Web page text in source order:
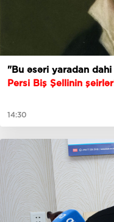
"Bu əsəri yaradan dahi
Persi Biş Şellinin
14:30